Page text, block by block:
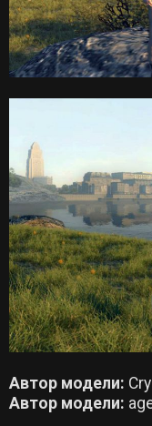
Автор модели:
Автор модели: